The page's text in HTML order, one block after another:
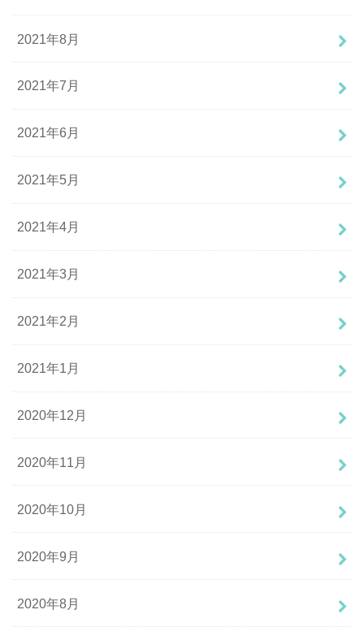
2021年8月
2021年7月
2021年6月
2021年5月
2021年4月
2021年3月
2021年2月
2021年1月
2020年12月
2020年11月
2020年10月
2020年9月
2020年8月